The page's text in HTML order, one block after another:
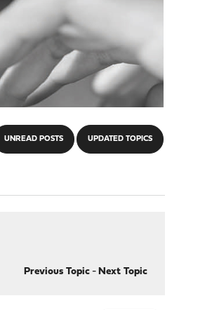
UNREAD POSTS UPDATED TOPICS
Previous Topic- Next Topic